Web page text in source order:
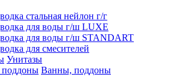
стальная нейлон г/г
для воды г/ш LUXE
для воды г/ш STANDART
для смесителей
Унитазы
Ванны, поддоны